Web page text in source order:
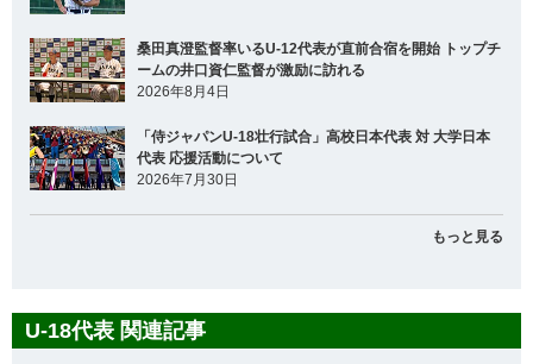
桑田真澄監督率いるU-12代表が直前合宿を開始 トップチ
ームの井口資仁監督が激励に訪れる
2026年8月4日
「侍ジャパンU-18壮行試合」高校日本代表 対 大学日本
代表 応援活動について
2026年7月30日
もっと見る
U-18代表 関連記事